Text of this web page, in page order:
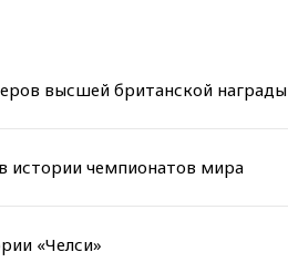
высшей британской награды
истории чемпионатов мира
«Челси»